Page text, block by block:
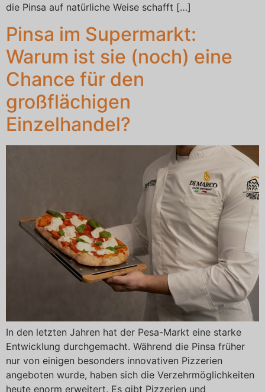
die Pinsa auf natürliche Weise schafft […]
Pinsa im Supermarkt:
Warum ist sie (noch) eine
Chance für den
großflächigen
Einzelhandel?
In den letzten Jahren hat der Pesa-Markt eine starke
Entwicklung durchgemacht. Während die Pinsa früher
nur von einigen besonders innovativen Pizzerien
angeboten wurde, haben sich die Verzehrmöglichkeiten
heute enorm erweitert. Es gibt Pizzerien und